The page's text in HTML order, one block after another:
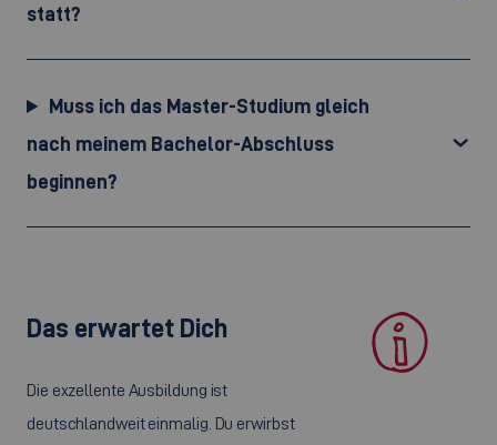
statt?
Muss ich das Master-Studium gleich
nach meinem Bachelor-Abschluss
beginnen?
Das erwartet Dich
Die exzellente Ausbildung ist
deutschlandweit einmalig. Du erwirbst